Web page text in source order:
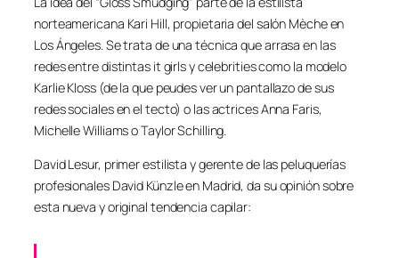
norteamericana Kari Hill, propietaria del salón Mèche en
Los Ángeles. Se trata de una técnica que arrasa en las
redes entre distintas it girls y celebrities como la modelo
Karlie Kloss (de la que peudes ver un pantallazo de sus
redes sociales en el tecto) o las actrices Anna Faris,
Michelle Williams o Taylor Schilling.
David Lesur, primer estilista y gerente de las peluquerías
profesionales David Künzle en Madrid, da su opinión sobre
esta nueva y original tendencia capilar: